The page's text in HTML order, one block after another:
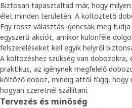
Biztosan tapasztaltad már, hogy
élet minden területén. A költöztető
Egy rossz választás igencsak meg
egyszerű akciót, amikor különféle
felszereléseket kell egyik helyről
A költözéshez szükség van dobozokra,
praktikus, az igénynek megfelelő
költöző doboz, mindig attól függ, hogy
hogyan szeretnél szállítani.
Tervezés és minőség